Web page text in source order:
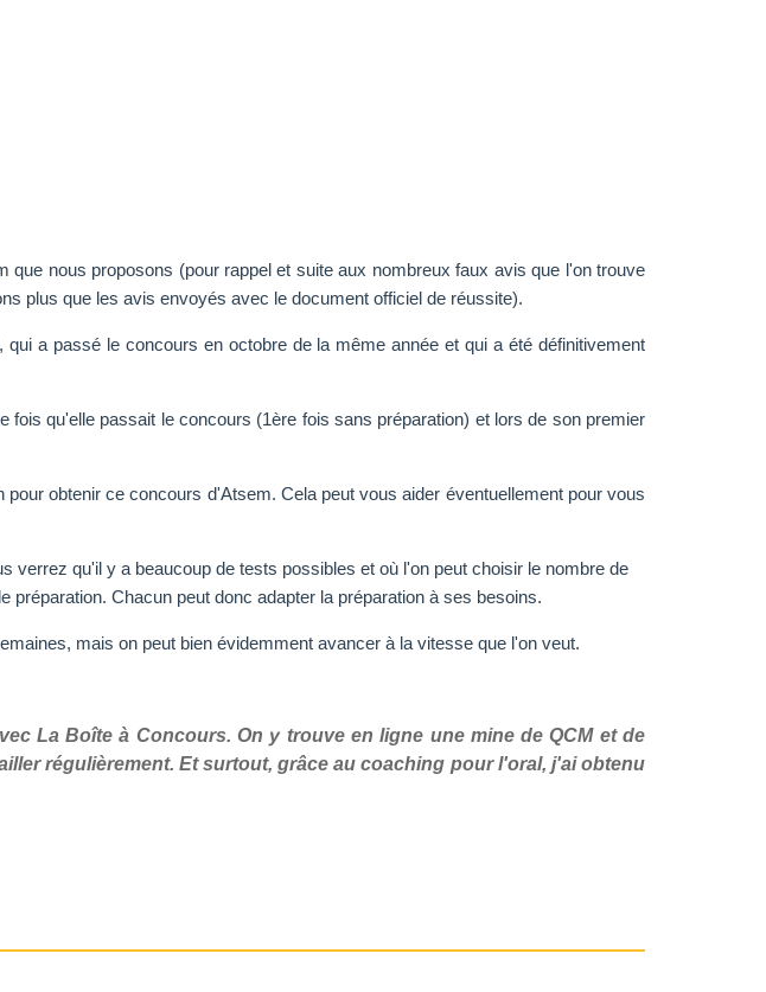
nous proposons (pour rappel et suite aux nombreux faux avis que l'on trouve
plus que les avis envoyés avec le document officiel de réussite).
a passé le concours en octobre de la même année et qui a été définitivement
qu'elle passait le concours (1ère fois sans préparation) et lors de son premier
obtenir ce concours d'Atsem. Cela peut vous aider éventuellement pour vous
verrez qu'il y a beaucoup de tests possibles et où l'on peut choisir le nombre de
Chacun peut donc adapter la préparation à ses besoins.
mais on peut bien évidemment avancer à la vitesse que l'on veut.
La Boîte à Concours. On y trouve en ligne une mine de QCM et de
régulièrement. Et surtout, grâce au coaching pour l'oral, j'ai obtenu